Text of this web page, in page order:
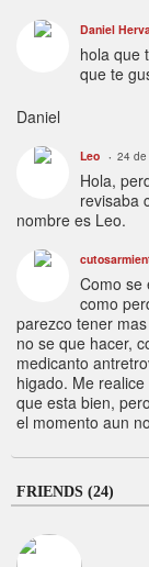
Daniel
hola que
que te
Daniel
Leo 24
Hola,
revisaba
nombre es Leo.
Como se
como
parezco tener
no se que hacer,
medicanto
higado. Me
que esta bien,
el momento aun
FRIENDS (24)